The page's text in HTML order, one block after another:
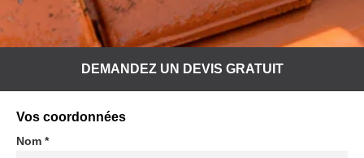
DEMANDEZ UN DEVIS GRATUIT
Vos coordonnées
Nom *